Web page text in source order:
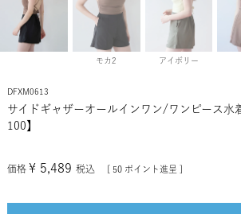
モカ2 アイボリー
DFXM0613
サイドギャザーオールインワン/ワンピース水
100】
価格 ¥ 5,489 税込 50 ポイント進呈 ]